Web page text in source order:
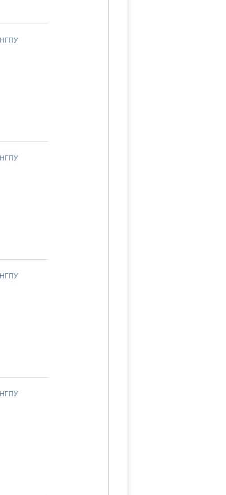
НГПУ
НГПУ
НГПУ
НГПУ